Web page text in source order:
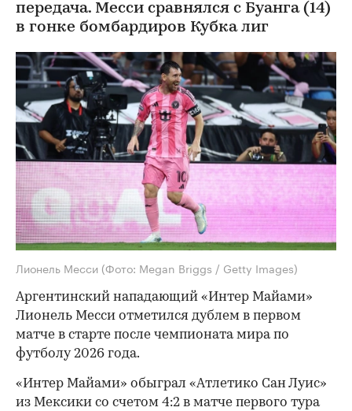
передача. Месси сравнялся с Буанга (14)
в гонке бомбардиров Кубка лиг
Лионель Месси (Фото: Megan Briggs / Getty Images)
Аргентинский нападающий «Интер Майами»
Лионель Месси отметился дублем в первом
матче в старте после чемпионата мира по
футболу 2026 года.
«Интер Майами» обыграл «Атлетико Сан Луис»
из Мексики со счетом 4:2 в матче первого тура